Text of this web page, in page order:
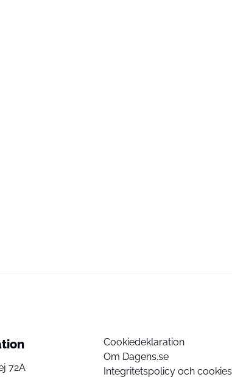
72A
Cookiedeklaration
Om Dagens.se
Integritetspolicy och cookies